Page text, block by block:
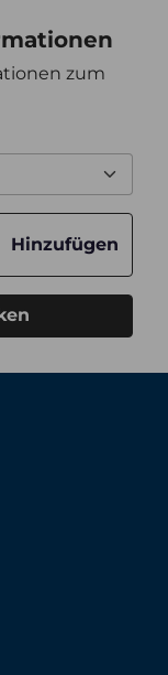
zum
Hinzufügen